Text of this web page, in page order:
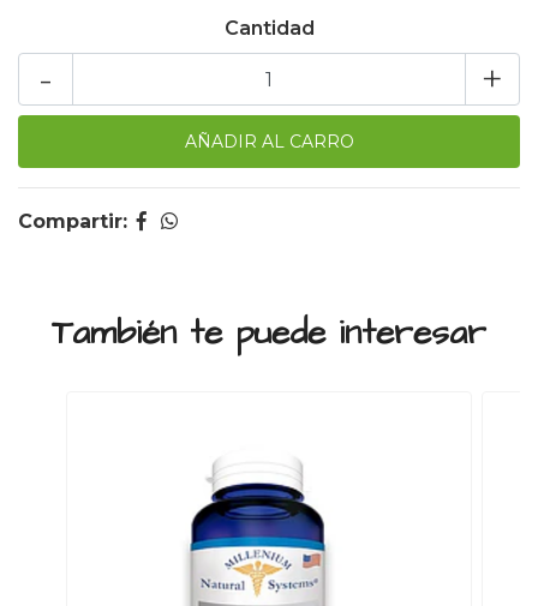
Cantidad
+
-
Compartir:
También te puede interesar